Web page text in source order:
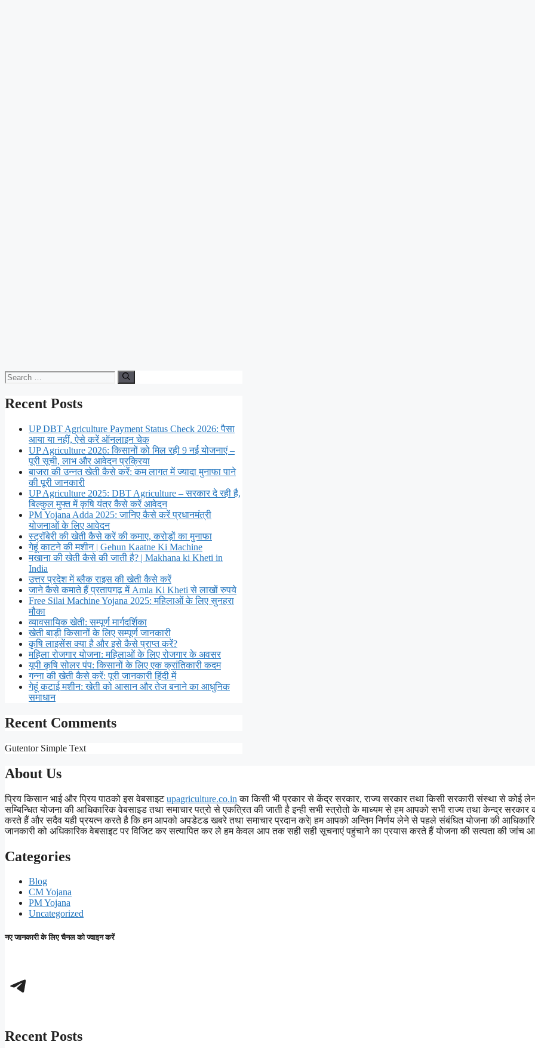
Search
for:
Recent Posts
UP DBT Agriculture Payment Status Check 2026: पैसा
आया या नहीं, ऐसे करें ऑनलाइन चेक
UP Agriculture 2026: किसानों को मिल रही 9 नई योजनाएं –
पूरी सूची, लाभ और आवेदन प्रक्रिया
बाजरा की उन्नत खेती कैसे करें: कम लागत में ज्यादा मुनाफा पाने
की पूरी जानकारी
UP Agriculture 2025: DBT Agriculture – सरकार दे रही है,
बिल्कुल मुफ्त में कृषि यंत्र कैसे करें आवेदन
PM Yojana Adda 2025: जानिए कैसे करें प्रधानमंत्री
योजनाओं के लिए आवेदन
स्ट्रॉबेरी की खेती कैसे करें की कमाए, करोड़ों का मुनाफा
गेहूं काटने की मशीन | Gehun Kaatne Ki Machine
मखाना की खेती कैसे की जाती है? | Makhana ki Kheti in
India
उत्तर प्रदेश में ब्लैक राइस की खेती कैसे करें
जाने कैसे कमाते हैं प्रतापगढ़ में Amla Ki Kheti से लाखों रुपये
Free Silai Machine Yojana 2025: महिलाओं के लिए सुनहरा
मौका
व्यावसायिक खेती: सम्पूर्ण मार्गदर्शिका
खेती बाड़ी किसानों के लिए सम्पूर्ण जानकारी
कृषि लाइसेंस क्या है और इसे कैसे प्राप्त करें?
महिला रोजगार योजना: महिलाओं के लिए रोजगार के अवसर
यूपी कृषि सोलर पंप: किसानों के लिए एक क्रांतिकारी कदम
गन्ना की खेती कैसे करें: पूरी जानकारी हिंदी में
गेहूं कटाई मशीन: खेती को आसान और तेज बनाने का आधुनिक
समाधान
Recent Comments
Gutentor Simple Text
About Us
प्रिय किसान भाई और प्रिय पाठको इस वेबसाइटupagriculture.co.in का किसी भी प्रकार से केंद्र सरकार, राज्य सरकार तथा किसी सरकारी संस्था से कोई लेना
सम्बिन्धित योजना की आधिकारिक वेबसाइड तथा समाचार पत्रो से एकत्रित की जाती है इन्ही सभी स्त्रोतो के माध्यम से हम आपको सभी राज्य तथा केन्द्र
करते हैं और सदैव यही प्रयत्न करते है कि हम आपको अपडेटड खबरे तथा समाचार प्रदान करे| हम आपको अन्तिम निर्णय लेने से पहले संबंधित योजना की
जानकारी को अधिकारिक वेबसाइट पर विजिट कर सत्यापित कर ले हम केवल आप तक सही सही सूचनाएं पहुंचाने का प्रयास करते हैं योजना की सत्यता की जांच
Categories
Blog
CM Yojana
PM Yojana
Uncategorized
नए जानकारी के लिए चैनल को ज्वाइन करें
Telegram
Recent Posts